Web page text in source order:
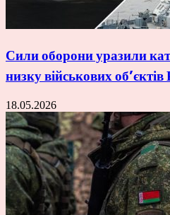
Сили оборони уразили
низку військових
18.05.2026